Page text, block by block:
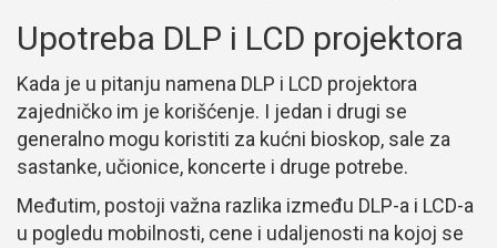
Upotreba DLP i LCD projektora
Kada je u pitanju namena DLP i LCD projektora
zajedničko im je korišćenje. I jedan i drugi se
generalno mogu koristiti za kućni bioskop, sale za
sastanke, učionice, koncerte i druge potrebe.
Međutim, postoji važna razlika između DLP-a i LCD-a
u pogledu mobilnosti, cene i udaljenosti na kojoj se